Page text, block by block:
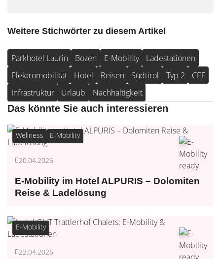
Weitere Stichwörter zu diesem Artikel
Parkhotel Laurin Bozen E-Mobility
Ladestationen
Elektromobilität
Hotel Reisen Südtirol Typ 2
CEE
Infrastruktur
Urlaub
Nachhaltigkeit
Das könnte Sie auch interessieren
Wellness E-Mobility
20.04.2026
E-Mobility im Hotel ALPURIS – Dolomiten
Reise & Ladelösung
E-Mobility
22.04.2026